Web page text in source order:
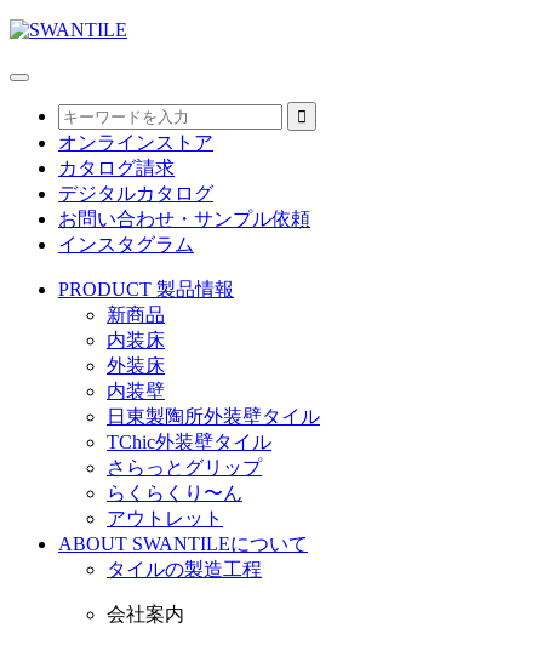
オンラインストア
カタログ請求
デジタルカタログ
お問い合わせ・サンプル依頼
インスタグラム
PRODUCT 製品情報
新商品
内装床
外装床
内装壁
日東製陶所外装壁タイル
TChic外装壁タイル
さらっとグリップ
らくらくり〜ん
アウトレット
ABOUT SWANTILEについて
タイルの製造工程
会社案内